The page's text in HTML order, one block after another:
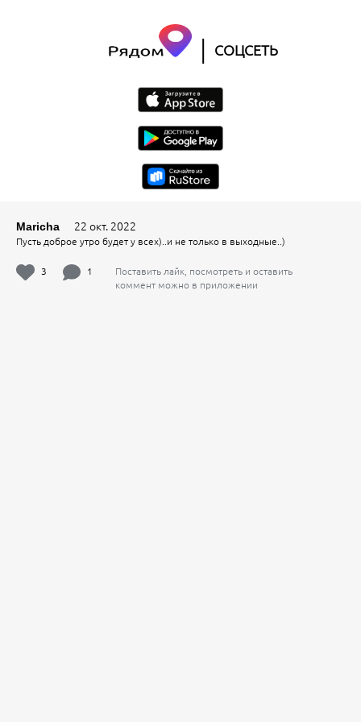
| СОЦСЕТЬ
Maricha 22 окт. 2022
Пусть доброе утро будет у всех)..и не только в выходные..)
3 1
Поставить лайк, посмотреть и оставить
коммент можно в приложении